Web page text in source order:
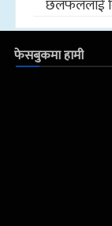
छलफललाई
फेसबुकमा हामी